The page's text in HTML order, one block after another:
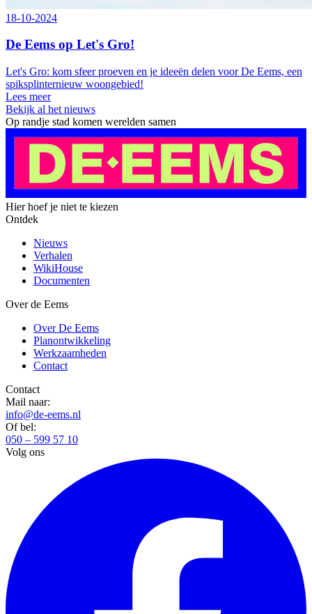
18-10-2024
De Eems op Let's Gro!
Let's Gro: kom sfeer proeven en je ideeën delen voor De Eems, een
spiksplinternieuw woongebied!
Lees meer
Bekijk al het nieuws
Op randje stad komen werelden samen
Hier hoef je niet te kiezen
Ontdek
Nieuws
Verhalen
WikiHouse
Documenten
Over de Eems
Over De Eems
Planontwikkeling
Werkzaamheden
Contact
Contact
Mail naar:
info@de-eems.nl
Of bel:
050 – 599 57 10
Volg ons